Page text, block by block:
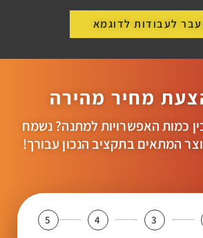
לעבודות לדוגמא
מחיר מהירה
כמות האפשרויות למתנה? נשמח
המתאים בתקציב הנכון עבורך!
3
4
5